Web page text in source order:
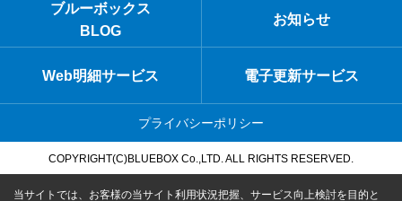
ブルーボックス
BLOG
お知らせ
Web明細サービス 電子更新サービス
プライバシーポリシー
COPYRIGHT(C)BLUEBOX Co.,LTD. ALL RIGHTS RESERVED.
当サイトでは、お客様の当サイト利用状況把握、サービス向上検討を目的と